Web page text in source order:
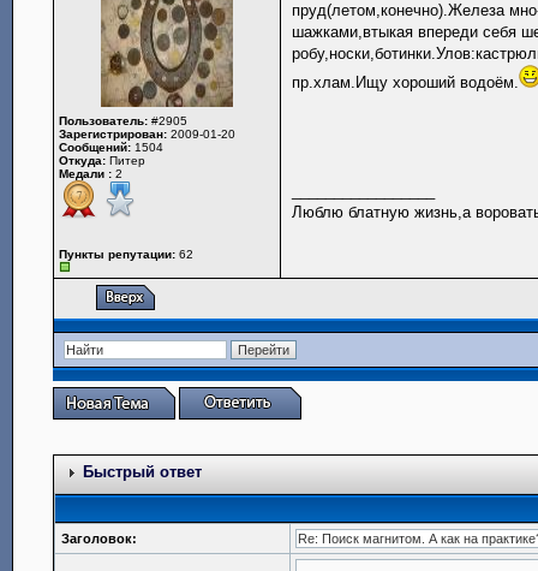
Пользователь: #2905
Зарегистрирован: 2009-01-20
Сообщений: 1504
Откуда: Питер
Медали : 2
Пункты репутации: 62
пруд(летом,конечно).Железа
шажками,втыкая впереди себя
пр.хлам.Ищу хороший водоём.
Люблю блатную жизнь,а
Быстрый ответ
Заголовок: